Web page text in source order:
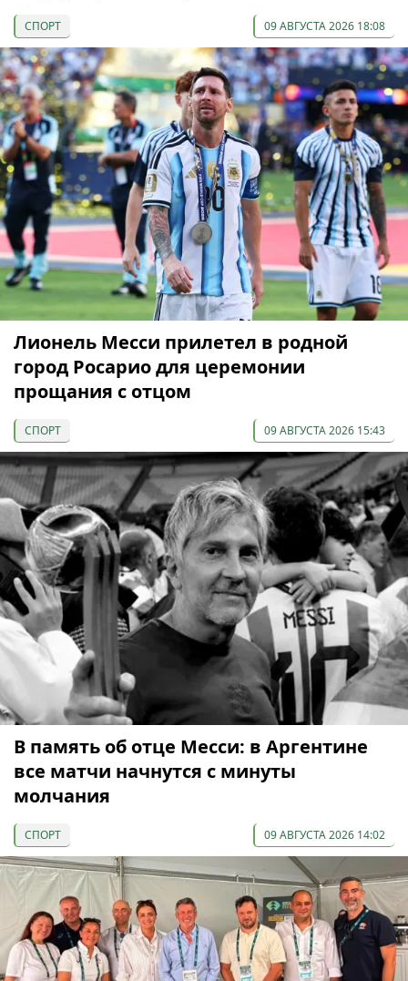
СПОРТ 09 АВГУСТА 2026 18:08
Лионель Месси прилетел в родной
город Росарио для церемонии
прощания с отцом
СПОРТ 09 АВГУСТА 2026 15:43
В память об отце Месси: в Аргентине
все матчи начнутся с минуты
молчания
СПОРТ 09 АВГУСТА 2026 14:02